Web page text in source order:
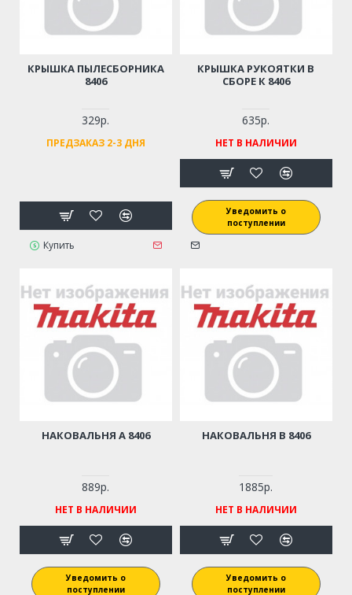
КРЫШКА ПЫЛЕСБОРНИКА
8406
329р.
ПРЕДЗАКАЗ 2-3 ДНЯ
Купить
КРЫШКА РУКОЯТКИ В
СБОРЕ К 8406
635р.
НЕТ В НАЛИЧИИ
Уведомить о
поступлении
НАКОВАЛЬНЯ A 8406
889р.
НЕТ В НАЛИЧИИ
Уведомить о
поступлении
НАКОВАЛЬНЯ B 8406
1885р.
НЕТ В НАЛИЧИИ
Уведомить о
поступлении